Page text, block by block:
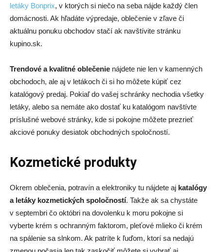
letáky Bonprix, v ktorých si niečo na seba nájde každý člen
domácnosti. Ak hľadáte výpredaje, oblečenie v zľave či
aktuálnu ponuku obchodov stačí ak navštívite stránku
kupino.sk.
Trendové a kvalitné oblečenie nájdete nie len v kamenných
obchodoch, ale aj v letákoch či si ho môžete kúpiť cez
katalógový predaj. Pokiaľ do vašej schránky nechodia všetky
letáky, alebo sa nemáte ako dostať ku katalógom navštívte
príslušné webové stránky, kde si pokojne môžete prezrieť
akciové ponuky desiatok obchodných spoločností.
Kozmetické produkty
Okrem oblečenia, potravín a elektroniky tu nájdete aj katalógy
a letáky kozmetických spoločností. Takže ak sa chystáte
v septembri čo októbri na dovolenku k moru pokojne si
vyberte krém s ochranným faktorom, pleťové mlieko či krém
na spálenie sa slnkom. Ak patríte k ľuďom, ktorí sa nedajú